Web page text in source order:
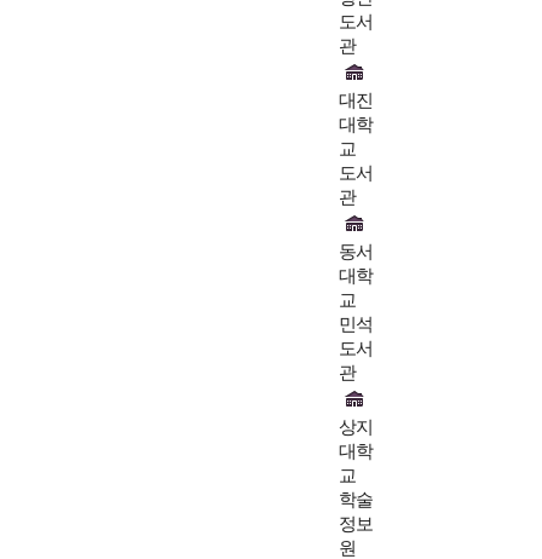
도서
관
대진
대학
교
도서
관
동서
대학
교
민석
도서
관
상지
대학
교
학술
정보
원